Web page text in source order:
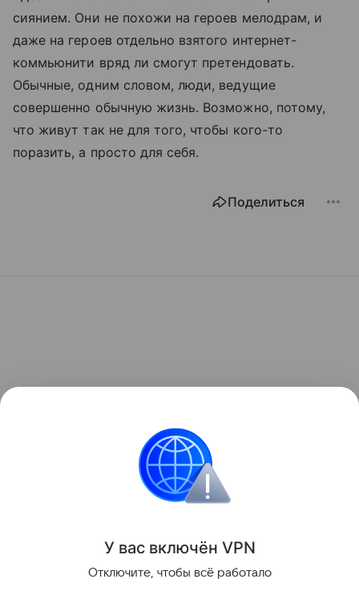
сиянием. Они не похожи на героев мелодрам, и
даже на героев отдельно взятого интернет-
коммьюнити вряд ли смогут претендовать.
Обычные, одним словом, люди, ведущие
совершенно обычную жизнь. Возможно, потому,
что живут так не для того, чтобы кого-то
поразить, а просто для себя.
Поделиться
У вас включён VPN
Отключите, чтобы всё работало